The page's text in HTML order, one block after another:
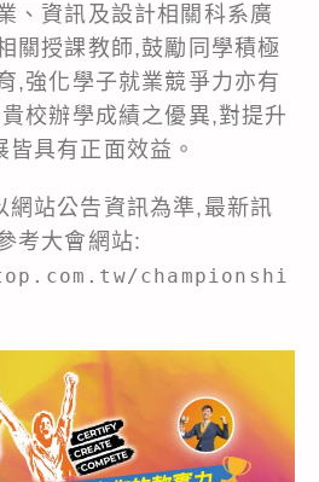
、資訊及設計相關科系廣
關授課教師,鼓勵同學積極
,強化學子就業競爭力亦有
校辦學成績之優異,對提升
具有正面效益。
網站公告資訊為準,最新訊
考大會網站:
championshi